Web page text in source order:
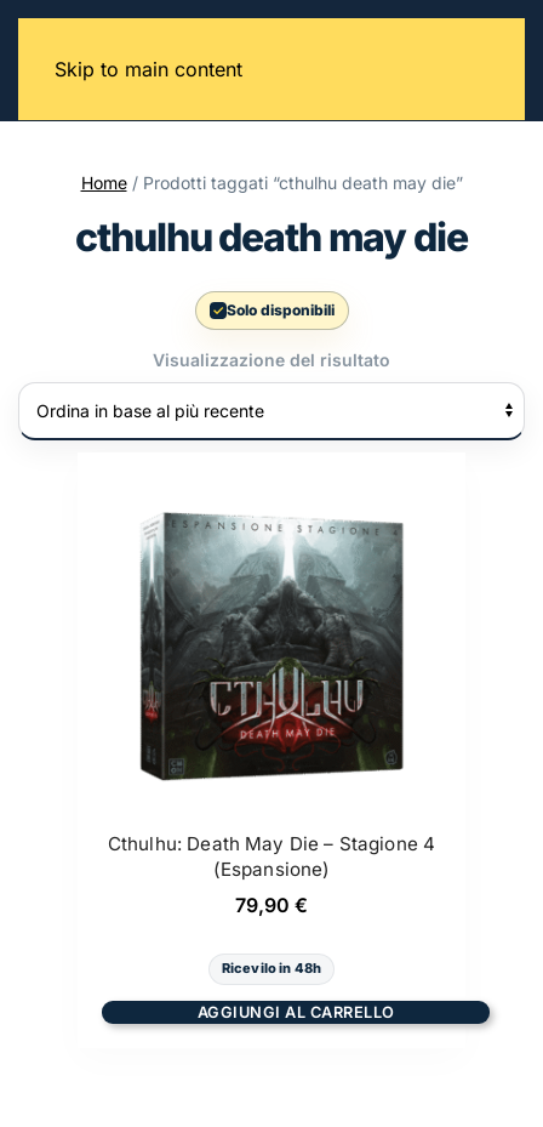
Skip to main content
Home/ Prodotti taggati “cthulhu death may die”
cthulhu death may die
Solo disponibili
Visualizzazione del risultato
Cthulhu: Death May Die – Stagione 4
(Espansione)
79,90 €
Ricevilo in 48h
AGGIUNGI AL CARRELLO